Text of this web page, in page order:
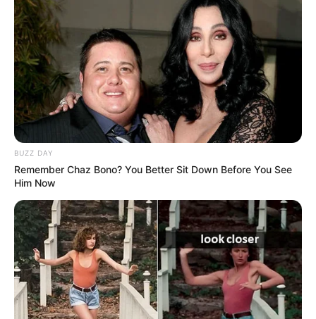
BUZZ DAY
Remember Chaz Bono? You Better Sit Down Before You See
Him Now